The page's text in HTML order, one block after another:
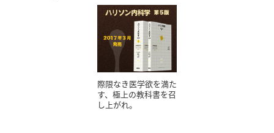
際限なき医学欲を満た
す、極上の教科書を召
し上がれ。